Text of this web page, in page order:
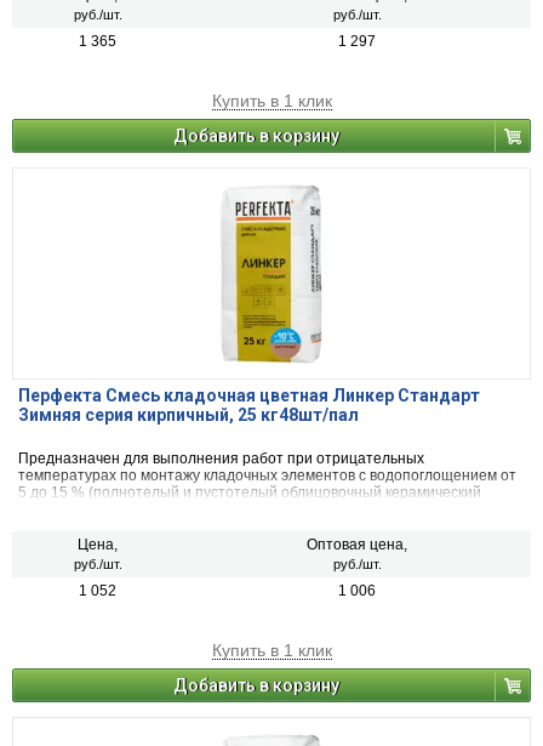
руб./шт. руб./шт.
1 365 1 297
Купить в 1 клик
Добавить в корзину
Перфекта Смесь кладочная цветная Линкер Стандарт
Зимняя серия кирпичный, 25 кг48шт/пал
Предназначен для выполнения работ при отрицательных
температурах по монтажу кладочных элементов с водопоглощением от
5 до 15 % (полнотелый и пустотелый облицовочный керамический
Цена,
руб./шт.
Оптовая цена,
руб./шт.
1 052 1 006
Купить в 1 клик
Добавить в корзину